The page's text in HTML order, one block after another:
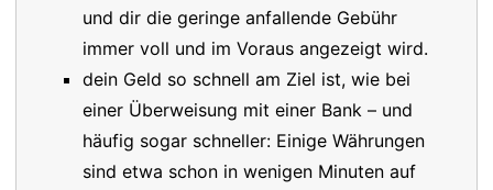
und dir die geringe anfallende Gebühr
immer voll und im Voraus angezeigt wird.
dein Geld so schnell am Ziel ist, wie bei
einer Überweisung mit einer Bank – und
häufig sogar schneller: Einige Währungen
sind etwa schon in wenigen Minuten auf